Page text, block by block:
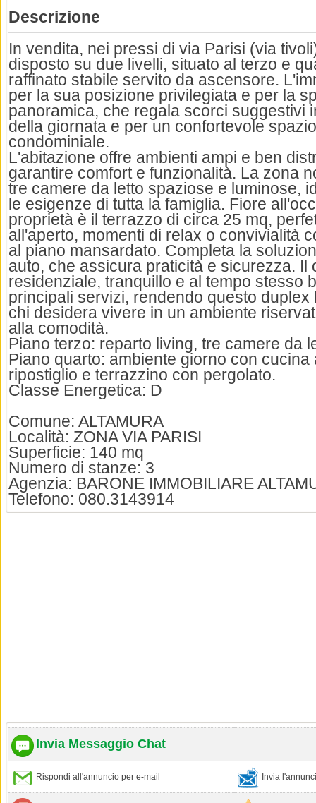
Descrizione
In vendita, nei pressi di via Parisi (via
disposto su due livelli, situato al terzo e
raffinato stabile servito da ascensore.
per la sua posizione privilegiata e per la
panoramica, che regala scorci suggestivi
della giornata e per un confortevole
condominiale.
L'abitazione offre ambienti ampi e ben
garantire comfort e funzionalità. La zona
tre camere da letto spaziose e luminose,
le esigenze di tutta la famiglia. Fiore
proprietà è il terrazzo di circa 25 mq,
all'aperto, momenti di relax o convivialità
al piano mansardato. Completa la
auto, che assicura praticità e sicurezza. Il
residenziale, tranquillo e al tempo stesso
principali servizi, rendendo questo duplex
chi desidera vivere in un ambiente
alla comodità.
Piano terzo: reparto living, tre camere da
Piano quarto: ambiente giorno con cucina
ripostiglio e terrazzino con pergolato.
Classe Energetica: D
Comune: ALTAMURA
Località: ZONA VIA PARISI
Superficie: 140 mq
Numero di stanze: 3
Agenzia: BARONE IMMOBILIARE
Telefono: 080.3143914
Invia Messaggio Chat
Rispondi all'annuncio per e-mail Invia